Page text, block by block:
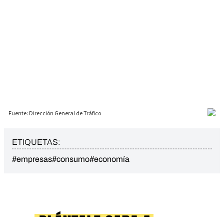
ETIQUETAS:
#empresas#consumo#economía